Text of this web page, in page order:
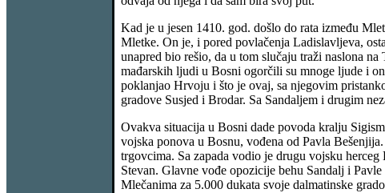
Kad je u jesen 1410. god. došlo do rata između
Mletke. On je, i pored povlačenja Ladislavljeva,
unapred bio rešio, da u tom slučaju traži naslona
mađarskih ljudi u Bosni ogorčili su mnoge ljude i
poklanjao Hrvoju i što je ovaj, sa njegovim
gradove Susjed i Brodar. Sa Sandaljem i drugim
Ovakva situacija u Bosni dade povoda kralju
vojska ponova u Bosnu, vođena od Pavla
trgovcima. Sa zapada vodio je drugu vojsku
Stevan. Glavne vođe opozicije behu Sandalj i
Mlečanima za 5.000 dukata svoje dalmatinske